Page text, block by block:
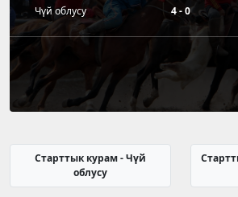
Чүй облусу
4 - 0
Старттык курам - Чүй
облусу